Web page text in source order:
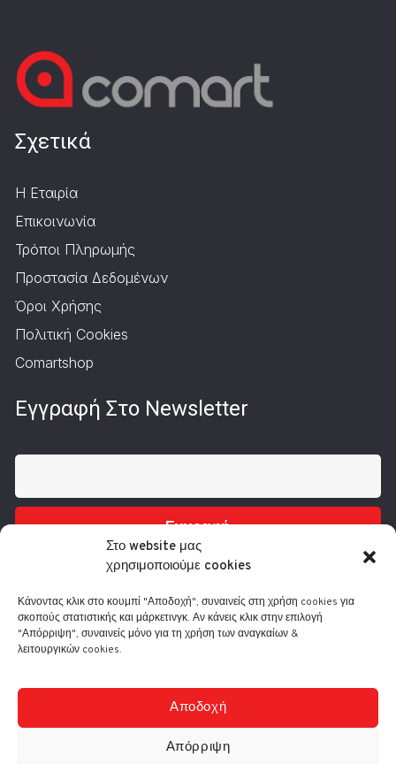
Στο website μας
χρησιμοποιούμε cookies
Κάνοντας κλικ στο κουμπί "Αποδοχή", συναινείς στη χρήση cookies για
σκοπούς στατιστικής και μάρκετινγκ. Αν κάνεις κλικ στην επιλογή
"Απόρριψη", συναινείς μόνο για τη χρήση των αναγκαίων &
λειτουργικών cookies.
Αποδοχή
Απόρριψη
Σχετικά
Η Εταιρία
Επικοινωνία
Τρόποι Πληρωμής
Προστασία Δεδομένων
Όροι Χρήσης
Πολιτική Cookies
Comartshop
Εγγραφή Στο Newsletter
Εγγραφή
Τηλ.: 210 3416200
Δευ - Παρ: 9:30 - 18:00